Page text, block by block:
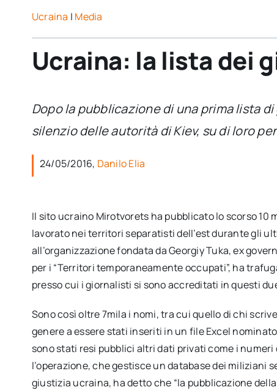
Ucraina | Media
Ucraina: la lista dei
Dopo la pubblicazione di una prima lista
silenzio delle autorità di Kiev, su di loro
24/05/2016, Danilo Elia
Il sito ucraino Mirotvorets ha pubblicato lo scorso
lavorato nei territori separatisti dell’est durante gli
all’organizzazione fondata da Georgiy Tuka, ex
per i “Territori temporaneamente occupati”, ha
presso cui i giornalisti si sono accreditati in questi
Sono così oltre 7mila i nomi, tra cui quello di chi
genere a essere stati inseriti in un file Excel
sono stati resi pubblici altri dati privati come i
l’operazione, che gestisce un database dei miliziani
giustizia ucraina, ha detto che “la pubblicazione